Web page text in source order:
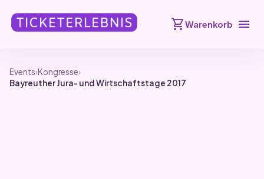
shopping_cartWarenkorb menu
Events›Kongresse›
Bayreuther Jura- und Wirtschaftstage 2017